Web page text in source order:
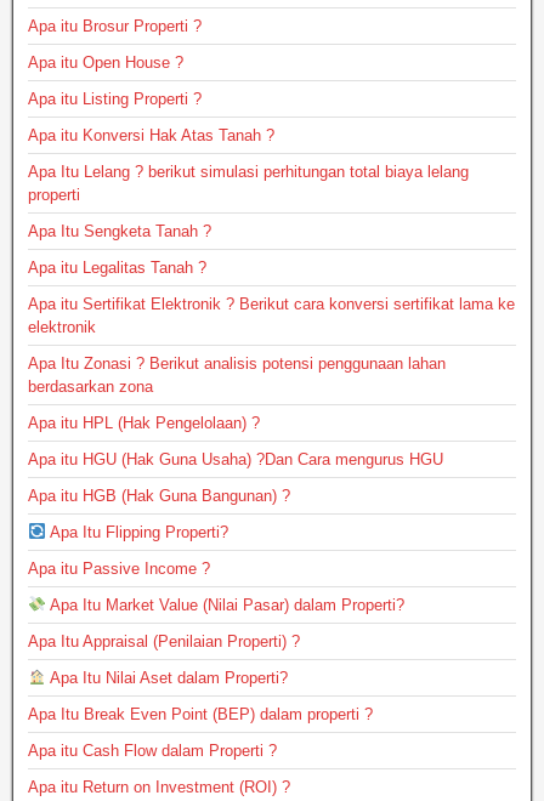
Apa itu Brosur Properti ?
Apa itu Open House ?
Apa itu Listing Properti ?
Apa itu Konversi Hak Atas Tanah ?
Apa Itu Lelang ? berikut simulasi perhitungan total biaya lelang
properti
Apa Itu Sengketa Tanah ?
Apa itu Legalitas Tanah ?
Apa itu Sertifikat Elektronik ? Berikut cara konversi sertifikat lama ke
elektronik
Apa Itu Zonasi ? Berikut analisis potensi penggunaan lahan
berdasarkan zona
Apa itu HPL (Hak Pengelolaan) ?
Apa itu HGU (Hak Guna Usaha) ?Dan Cara mengurus HGU
Apa itu HGB (Hak Guna Bangunan) ?
Apa Itu Flipping Properti?
Apa itu Passive Income ?
Apa Itu Market Value (Nilai Pasar) dalam Properti?
Apa Itu Appraisal (Penilaian Properti) ?
Apa Itu Nilai Aset dalam Properti?
Apa Itu Break Even Point (BEP) dalam properti ?
Apa itu Cash Flow dalam Properti ?
Apa itu Return on Investment (ROI) ?